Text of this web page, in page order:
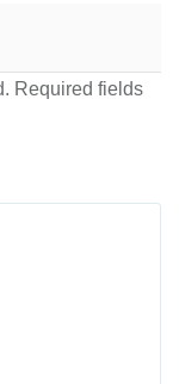
Required fields